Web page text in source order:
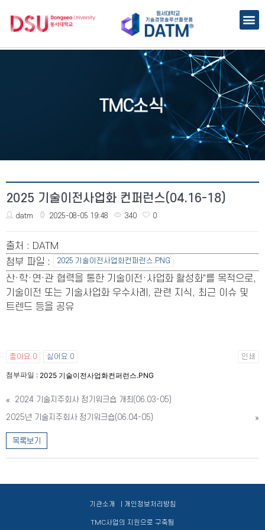
2025 기술이전사업화 컨퍼런스(04.16-18)
datm 2025-08-05 19:48 340 0
출처 : DATM
첨부 파일 : 2025 기술이전사업화컨퍼런스.PNG
산·학·연·관 협력을 통한 기술이전·사업화 활성화"를 목적으로,
기술이전 또는 기술사업화 우수사례, 관련 지식, 최근 이슈 및
트렌드 등을 공유
좋아요 0 싫어요 0 인쇄
첨부파일 : 2025 기술이전사업화컨퍼런스.PNG
«
2024 기술지주회사 정기워크숍 개최(06.03-05)
2025년 기술지주회사 정기워크숍(06.04-05)
»
목록보기
기관소개 | 개인정보처리방침
TMC사업의 지원으로 구축됨